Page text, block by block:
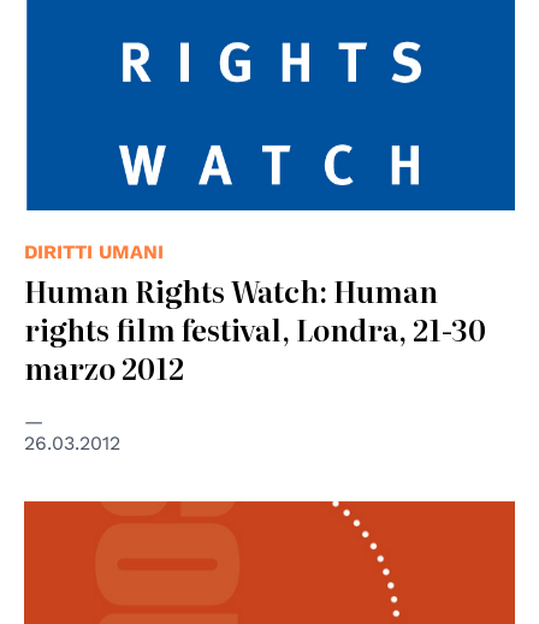
DIRITTI UMANI
Human Rights Watch: Human
rights film festival, Londra, 21-30
marzo 2012
26.03.2012